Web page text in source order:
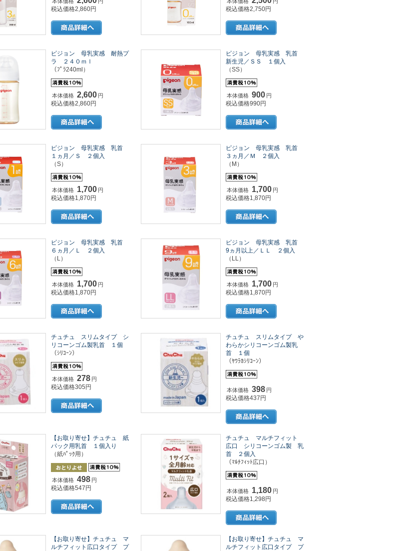
税込価格2,860円 税込価格2,750円
ピジョン 母乳実感 耐熱プ
ラ ２４０ｍｌ
（ﾌﾟﾗ240ml）
本体価格 2,600 円
税込価格2,860円
ピジョン 母乳実感 乳首
新生児／ＳＳ １個入
（SS）
本体価格 900 円
税込価格990円
ピジョン 母乳実感 乳首
１ヵ月／Ｓ ２個入
（S）
本体価格 1,700 円
税込価格1,870円
ピジョン 母乳実感 乳首
３ヵ月／Ｍ ２個入
（M）
本体価格 1,700 円
税込価格1,870円
ピジョン 母乳実感 乳首
６ヵ月／Ｌ ２個入
（L）
本体価格 1,700 円
税込価格1,870円
ピジョン 母乳実感 乳首
9ヵ月以上／ＬＬ ２個入
（LL）
本体価格 1,700 円
税込価格1,870円
チュチュ スリムタイプ シ
リコーンゴム製乳首 １個
（ｼﾘｺｰﾝ）
本体価格 278 円
税込価格305円
チュチュ スリムタイプ や
わらかシリコーンゴム製乳
首 １個
（ﾔﾜﾗｶｼﾘｺｰﾝ）
本体価格 398 円
税込価格437円
【お取り寄せ】チュチュ 紙
パック用乳首 １個入り
（紙ﾊﾟｯｸ用）
本体価格 498 円
税込価格547円
チュチュ マルチフィット
広口 シリコーンゴム製 乳
首 ２個入
（ﾏﾙﾁﾌｨｯﾄ広口）
本体価格 1,180 円
税込価格1,298円
【お取り寄せ】チュチュ マ
ルチフィット広口タイプ プ
【お取り寄せ】チュチュ マ
ルチフィット広口タイプ プ